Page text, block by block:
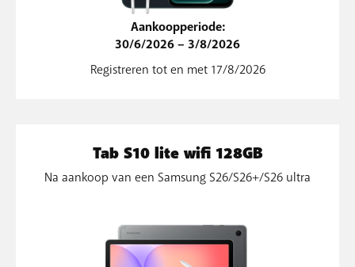
Aankoopperiode:
30/6/2026 – 3/8/2026
Registreren tot en met 17/8/2026
Tab S10 lite wifi 128GB
Na aankoop van een Samsung S26/S26+/S26 ultra